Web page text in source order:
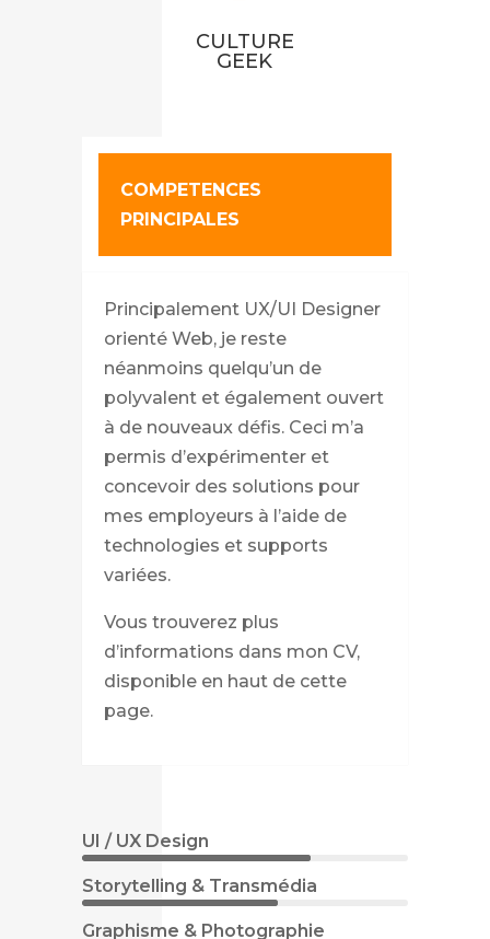
CULTURE
GEEK
COMPETENCES
PRINCIPALES
Principalement UX/UI Designer
orienté Web, je reste
néanmoins quelqu’un de
polyvalent et également ouvert
à de nouveaux défis. Ceci m’a
permis d’expérimenter et
concevoir des solutions pour
mes employeurs à l’aide de
technologies et supports
variées.
Vous trouverez plus
d’informations dans mon CV,
disponible en haut de cette
page.
UI / UX Design
Storytelling & Transmédia
Graphisme & Photographie